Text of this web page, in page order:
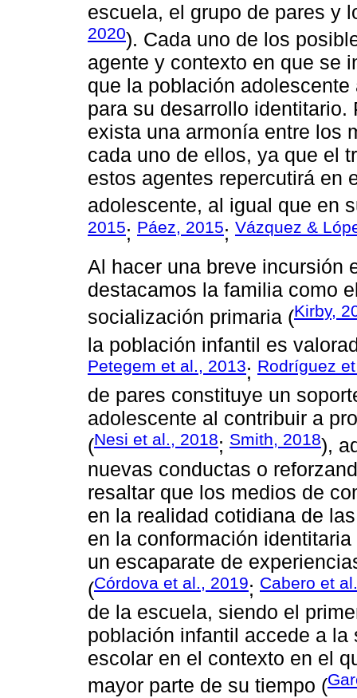
escuela, el grupo de pares y
2020). Cada uno de los
agente y contexto en que se
que la población
para su desarrollo
exista una armonía entre los
cada uno de ellos, ya que el
estos agentes repercutirá en
adolescente, al igual que en
2015; Páez, 2015; Vázquez &
Al hacer una breve incursión
destacamos la familia como
socialización primaria (Kirby,
la población infantil es
Petegem et al., 2013; Rodríguez
de pares constituye un
adolescente al contribuir a
(Nesi et al., 2018; Smith, 2018),
nuevas conductas o
resaltar que los medios de
en la realidad cotidiana de
en la conformación
un escaparate de
(Córdova et al., 2019; Cabero et
de la escuela, siendo el
población infantil accede a
escolar en el contexto en el
mayor parte de su tiempo (